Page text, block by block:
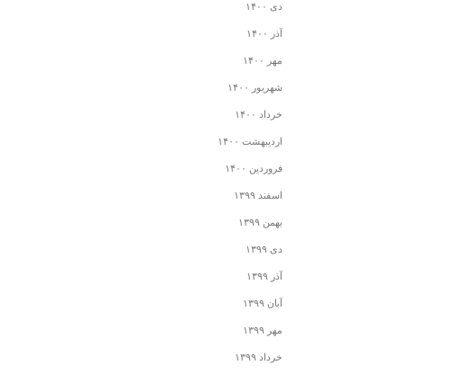
دی ۱۴۰۰
آذر ۱۴۰۰
مهر ۱۴۰۰
شهریور ۱۴۰۰
خرداد ۱۴۰۰
اردیبهشت ۱۴۰۰
فروردین ۱۴۰۰
اسفند ۱۳۹۹
بهمن ۱۳۹۹
دی ۱۳۹۹
آذر ۱۳۹۹
آبان ۱۳۹۹
مهر ۱۳۹۹
خرداد ۱۳۹۹